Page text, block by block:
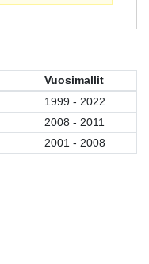
Vuosimallit
1999 - 2022
2008 - 2011
2001 - 2008